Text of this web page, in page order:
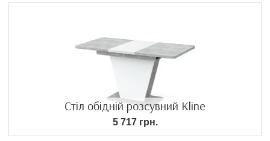
Стіл обідній розсувний Kline
5 717 грн.